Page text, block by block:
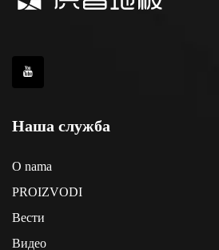
Наша служба
O nama
PROIZVODI
Вести
Видео